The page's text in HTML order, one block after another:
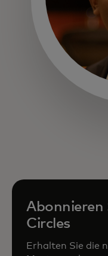
wird in einer
Abonnieren
Circles
Erhalten Sie die